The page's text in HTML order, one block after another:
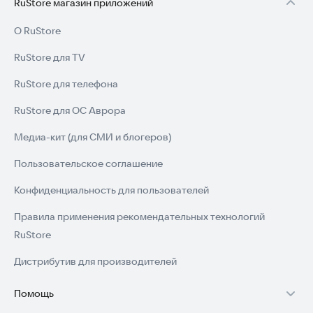
товарные знаки являются собственностью их
свои опросы уже сегодня!
RuStore магазин приложений
О RuStore
RuStore для TV
RuStore для телефона
RuStore для ОС Аврора
Медиа-кит (для СМИ и блогеров)
Пользовательское соглашение
Конфиденциальность для пользователей
Правила применения рекомендательных технологий
RuStore
Дистрибутив для производителей
Помощь